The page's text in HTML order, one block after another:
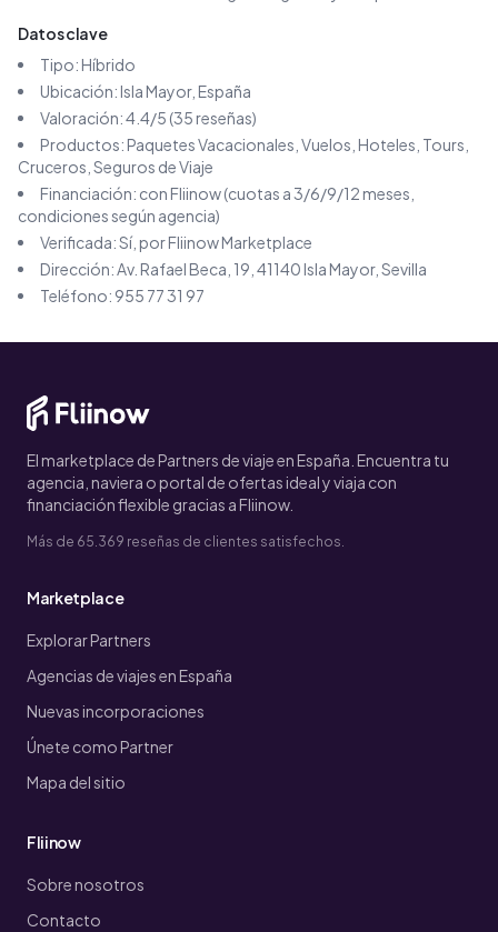
Datos clave
Tipo:Híbrido
Ubicación:Isla Mayor, España
Valoración:4.4/5 (35reseñas)
Productos:Paquetes Vacacionales, Vuelos, Hoteles, Tours,
Cruceros, Seguros de Viaje
Financiación: con Fliinow (cuotas a 3/6/9/12 meses,
condiciones según agencia)
Verificada: Sí, por Fliinow Marketplace
Dirección:Av. Rafael Beca, 19, 41140 Isla Mayor, Sevilla
Teléfono: 955 77 31 97
El marketplace de Partners de viaje en España. Encuentra tu
agencia, naviera o portal de ofertas ideal y viaja con
financiación flexible gracias a Fliinow.
Más de 65.369 reseñas de clientes satisfechos.
Marketplace
Explorar Partners
Agencias de viajes en España
Nuevas incorporaciones
Únete como Partner
Mapa del sitio
Fliinow
Sobre nosotros
Contacto